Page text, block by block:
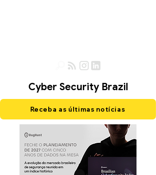
Cyber Security Brazil
Receba as últimas notícias